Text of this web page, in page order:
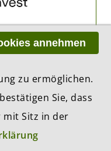
annehmen
zu ermöglichen.
Sie, dass
mit Sitz in der